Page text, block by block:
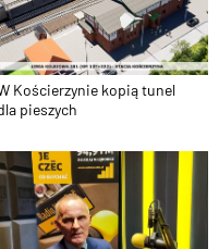
Kościerzynie kopią tunel
pieszych